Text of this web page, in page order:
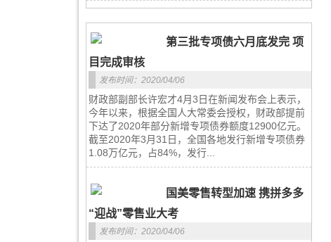
第三批专项债六月底发完 项
目完成审核
发布时间：2020/04/06
财政部副部长许宏才4月3日在新闻发布会上表示，
今年以来，根据全国人大常委会授权，财政部提前
下达了2020年部分新增专项债券额度12900亿元。
截至2020年3月31日，全国各地发行新增专项债券
1.08万亿元，占84%，发行...
国美零售转型加速 携拼多多
“迎战”零售业大考
发布时间：2020/04/06